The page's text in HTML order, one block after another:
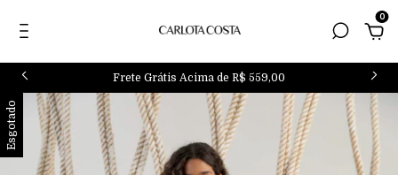
0
Frete Grátis Acima de R$ 559,00
Esgotado